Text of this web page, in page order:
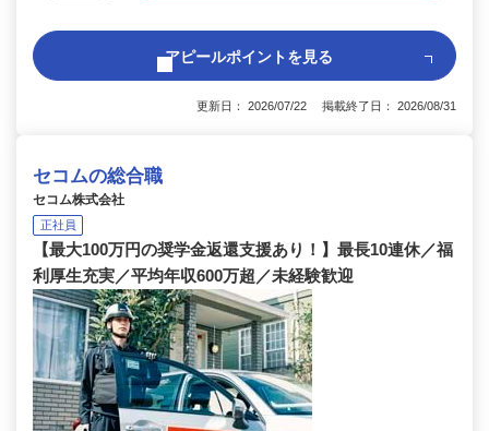
アピールポイントを見る
更新日： 2026/07/22 掲載終了日： 2026/08/31
セコムの総合職
セコム株式会社
正社員
【最大100万円の奨学金返還支援あり！】最長10連休／福
利厚生充実／平均年収600万超／未経験歓迎